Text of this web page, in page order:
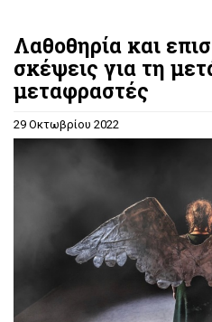
Λαθοθηρία και
σκέψεις για τη
μεταφραστές
29 Οκτωβρίου 2022